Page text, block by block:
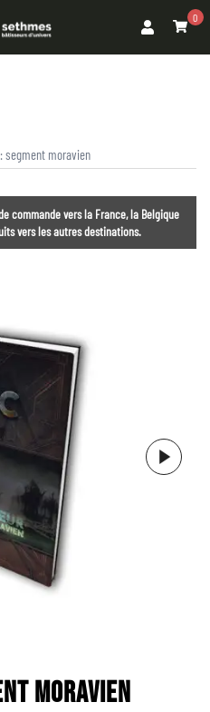
0
segment moravien
commande vers la France, la Belgique
vers les autres destinations.
MORAVIEN